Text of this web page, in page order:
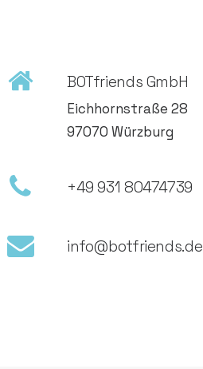
BOTfriends GmbH
Eichhornstraße 28
97070 Würzburg
+49 931 80474739
info@botfriends.de